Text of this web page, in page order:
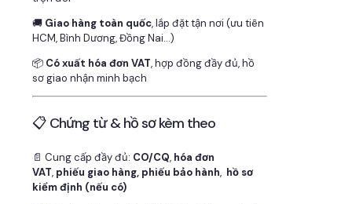
🚚 Giao hàng toàn quốc, lắp đặt tận nơi (ưu tiên
HCM, Bình Dương, Đồng Nai…)
📦 Có xuất hóa đơn VAT, hợp đồng đầy đủ, hồ
sơ giao nhận minh bạch
📋 Chứng từ & hồ sơ kèm theo
📄 Cung cấp đầy đủ: CO/CQ, hóa đơn
VAT, phiếu giao hàng, phiếu bảo hành, hồ sơ
kiểm định (nếu có)